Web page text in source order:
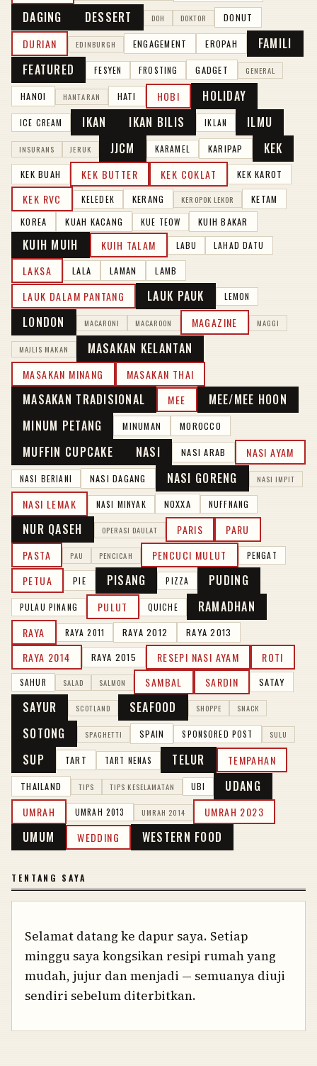
DAGING DESSERT DOH DOKTOR DONUT
DURIAN EDINBURGH ENGAGEMENT EROPAH
FAMILI
FEATURED
FESYEN FROSTING GADGET GENERAL
HANOI HANTARAN HATI HOBI HOLIDAY
ICE CREAM IKAN IKAN BILIS IKLAN ILMU
INSURANS JERUK JJCM KARAMEL KARIPAP KEK
KEK BUAH KEK BUTTER KEK COKLAT KEK KAROT
KEK RVC KELEDEK KERANG KEROPOK LEKOR
KETAM
KOREA
KUAH KACANG KUE TEOW KUIH BAKAR
KUIH MUIH KUIH TALAM LABU LAHAD DATU
LAKSA LALA LAMAN LAMB
LAUK DALAM PANTANG LAUK PAUK LEMON
LONDON MACARONI MACAROON MAGAZINE MAGGI
MAJLIS MAKAN MASAKAN KELANTAN
MASAKAN MINANG MASAKAN THAI
MASAKAN TRADISIONAL MEE
MEE/MEE HOON
MINUM PETANG
MINUMAN MOROCCO
MUFFIN CUPCAKE NASI NASI ARAB NASI AYAM
NASI BERIANI NASI DAGANG NASI GORENG NASI IMPIT
NASI LEMAK NASI MINYAK NOXXA NUFFNANG
NUR QASEH OPERASI DAULAT PARIS
PARU
PASTA
PAU PENCICAH PENCUCI MULUT PENGAT
PETUA PIE PISANG PIZZA PUDING
PULAU PINANG PULUT QUICHE RAMADHAN
RAYA RAYA 2011 RAYA 2012 RAYA 2013
RAYA 2014 RAYA 2015 RESEPI NASI AYAM ROTI
SAHUR SALAD SALMON SAMBAL SARDIN SATAY
SAYUR SCOTLAND SEAFOOD SHOPPE SNACK
SOTONG SPAGHETTI SPAIN SPONSORED POST SULU
SUP TART TART NENAS TELUR TEMPAHAN
THAILAND TIPS TIPS KESELAMATAN UBI UDANG
UMRAH UMRAH 2013 UMRAH 2014 UMRAH 2023
UMUM WEDDING WESTERN FOOD
TENTANG SAYA
Selamat datang ke dapur saya. Setiap
minggu saya kongsikan resipi rumah yang
mudah, jujur dan menjadi — semuanya diuji
sendiri sebelum diterbitkan.